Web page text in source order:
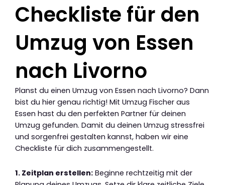
Checkliste für den
Umzug von Essen
nach Livorno
Planst du einen Umzug von Essen nach Livorno? Dann
bist du hier genau richtig! Mit Umzug Fischer aus
Essen hast du den perfekten Partner für deinen
Umzug gefunden. Damit du deinen Umzug stressfrei
und sorgenfrei gestalten kannst, haben wir eine
Checkliste für dich zusammengestellt.
1. Zeitplan erstellen: Beginne rechtzeitig mit der